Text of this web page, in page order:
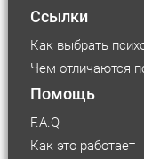
Ссылки
Как выбрать
Чем отличаются
Помощь
F.A.Q
Как это работает